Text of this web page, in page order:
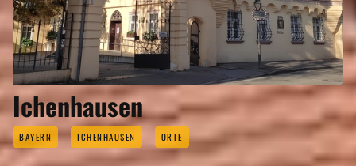
Ichenhausen
BAYERN ICHENHAUSEN ORTE